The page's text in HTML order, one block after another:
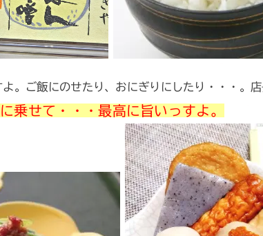
よ。ご飯にのせたり、おにぎりにしたり・・・。
乗せて・・・最高に旨いっすよ。